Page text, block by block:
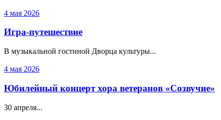
4 мая 2026
Игра-путешествие
В музыкальной гостиной Дворца культуры...
4 мая 2026
Юбилейный концерт хора ветеранов «Созвучие»
30 апреля...